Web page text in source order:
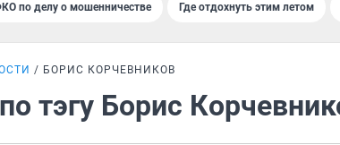
по делу о мошенничестве Где отдохнуть этим летом
БОРИС КОРЧЕВНИКОВ
тэгу Борис